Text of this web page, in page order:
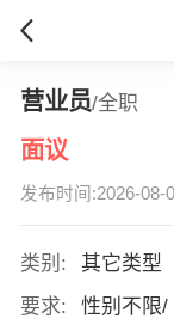
营业员/全职
面议
发布时间:2026-08-
类别:
其它类型
要求:
性别不限/